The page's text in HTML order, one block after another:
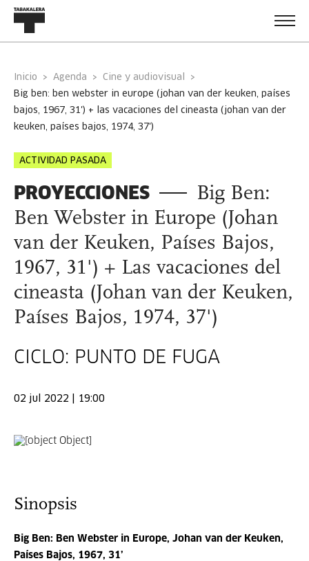
Inicio Agenda
Cine y audiovisual
big ben: ben webster in europe (johan van der keuken, países
bajos, 1967, 31') + las vacaciones del cineasta (johan van der
keuken, países bajos, 1974, 37')
ACTIVIDAD PASADA
PROYECCIONES
Big Ben:
Ben Webster in Europe (Johan
van der Keuken, Países Bajos,
1967, 31') + Las vacaciones del
cineasta (Johan van der Keuken,
Países Bajos, 1974, 37')
CICLO: PUNTO DE FUGA
02 jul 2022 | 19:00
Sinopsis
Big Ben: Ben Webster in Europe, Johan van der Keuken,
Países Bajos, 1967, 31’